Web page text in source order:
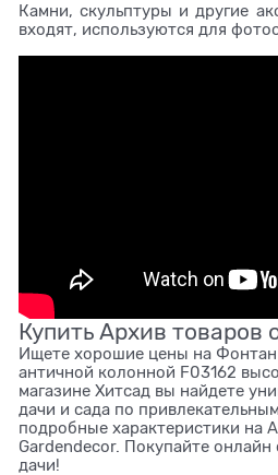
Камни, скульптуры и другие
входят, используются для
Купить Архив товаров
Ищете хорошие цены на Фонтан
античной колонной F03162
магазине Хитсад вы найдете
дачи и сада по
подробные характеристики на
Gardendecor. Покупайте онлайн
дачи!